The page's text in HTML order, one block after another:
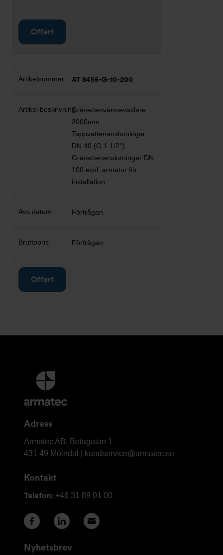
Offert
AT 8455-G-10-200
Gråvattenvärmeväxlare
2000mm
Tappvattenanslutningar
DN 40 (G 1 1/2'')
Gråvattenanslutningar DN
100 exkl. armatur för
installation
Förfrågan
Förfrågan
Offert
Ytterligare
information
och
Adress
Armatec
AB
Armatec AB, Betagatan 1
431 49 Mölndal |
kundservice@armatec.se
Kontakt
Telefon: +46 31 89 01 00
Nyhetsbrev